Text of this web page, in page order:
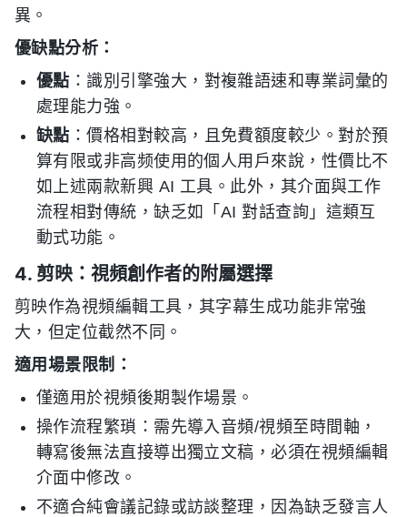
異。
優缺點分析：
優點 ：識別引擎強大，對複雜語速和專業詞彙的
處理能力強。
缺點 ：價格相對較高，且免費額度較少。對於預
算有限或非高频使用的個人用戶來說，性價比不
如上述兩款新興 AI 工具。此外，其介面與工作
流程相對傳統，缺乏如「AI 對話查詢」這類互
動式功能。
4. 剪映：視頻創作者的附屬選擇
剪映作為視頻編輯工具，其字幕生成功能非常強
大，但定位截然不同。
適用場景限制：
僅適用於視頻後期製作場景。
操作流程繁瑣：需先導入音頻/視頻至時間軸，
轉寫後無法直接導出獨立文稿，必須在視頻編輯
介面中修改。
不適合純會議記錄或訪談整理，因為缺乏發言人